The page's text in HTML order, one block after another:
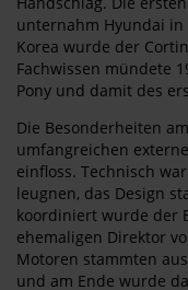
unternahm Hyundai in
Korea wurde der
Fachwissen mündete
Pony und damit des
Die Besonderheiten
umfangreichen
einfloss. Technisch
leugnen, das Design
koordiniert wurde der
ehemaligen Direktor
Motoren stammten
und am Ende wurde